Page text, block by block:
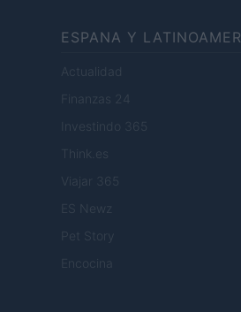
ESPANA Y
Actualidad
Finanzas 24
Investindo 365
Think.es
Viajar 365
ES Newz
Pet Story
Encocina